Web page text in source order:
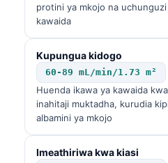
protini ya mkojo na
kawaida
Kupungua kidogo
60-89 mL/min/1.73 m²
Huenda ikawa ya kawaida
inahitaji muktadha, kurudia
albamini ya mkojo
Imeathiriwa kwa kiasi